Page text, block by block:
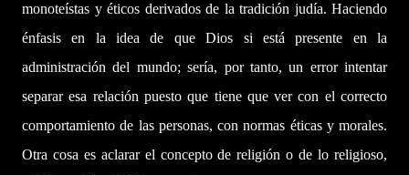
monoteístas y éticos derivados de la tradición judía. Haciendo
énfasis en la idea de que Dios si está presente en la
administración del mundo; sería, por tanto, un error intentar
separar esa relación puesto que tiene que ver con el correcto
comportamiento de las personas, con normas éticas y morales.
Otra cosa es aclarar el concepto de religión o de lo religioso,